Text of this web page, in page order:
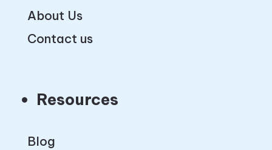
About Us
Contact us
Resources
Blog